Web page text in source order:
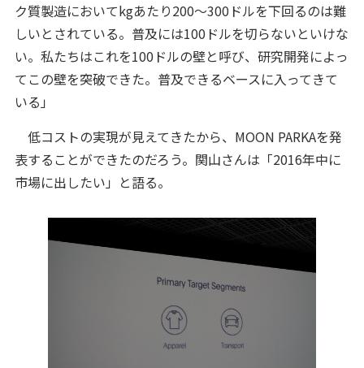
ク質製造においてkgあたり200～300ドルを下回るのは難
しいとされている。普及には100ドルを切らないといけな
い。私たちはこれを100ドルの壁と呼び、研究開発によっ
てこの壁を突破できた。普及できるベースに入ってきて
いる」
低コストの実現が見えてきたから、MOON PARKAを発
表することができたのだろう。関山さんは「2016年中に
市場に出したい」と語る。